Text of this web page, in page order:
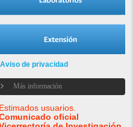
Aviso de privacidad
Más información
Estimados usuarios.
oficial